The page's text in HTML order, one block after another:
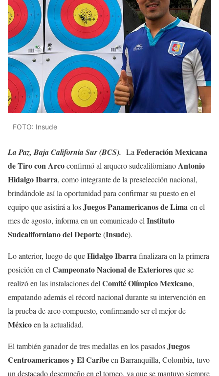
FOTO: Insude
La Paz, Baja California Sur (BCS). La Federación Mexicana
de Tiro con Arcoconfirmó al arquero sudcalifornianoAntonio
Hidalgo Ibarra, como integrante de la preselección nacional,
brindándole así la oportunidad para confirmar su puesto en el
equipo que asistirá a losJuegos Panamericanos de Lima en el
mes de agosto, informa en un comunicado el Instituto
Sudcaliforniano del Deporte(Insude).
Lo anterior, luego de queHidalgo Ibarrafinalizara en la primera
posición en el Campeonato Nacional de Exterioresque se
realizó en las instalaciones del Comité Olímpico Mexicano,
empatando además el récord nacional durante su intervención en
la prueba de arco compuesto, confirmando ser el mejor de
Méxicoen la actualidad.
El también ganador de tres medallas en los pasadosJuegos
Centroamericanos y El Caribeen Barranquilla, Colombia, tuvo
un destacado desempeño en el torneo, ya que se mantuvo siempre